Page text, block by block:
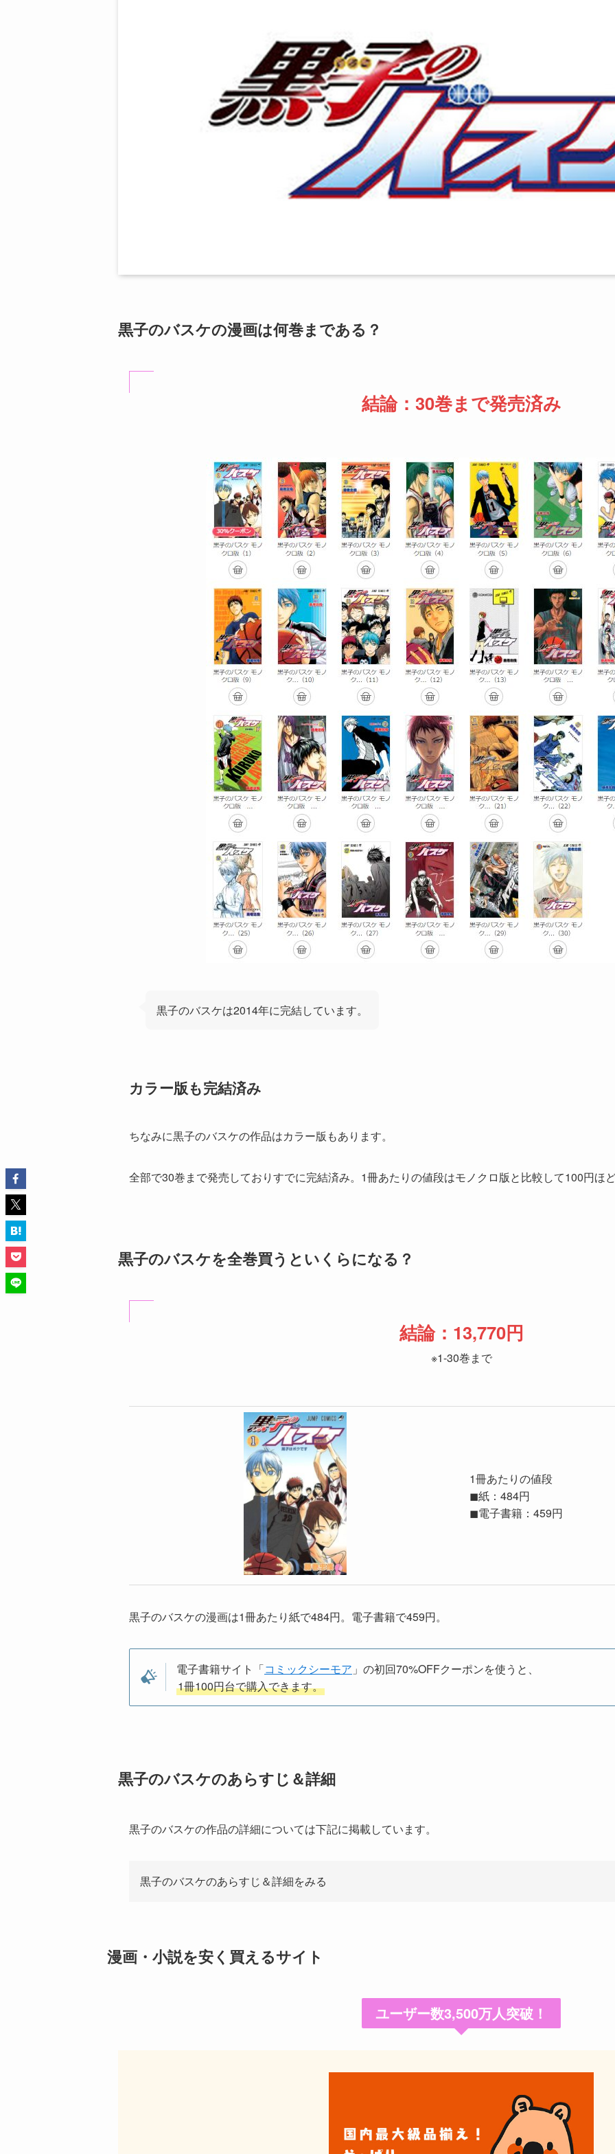
黒子のバスケの漫画は何巻まである？
結論：30巻まで発売済み
黒子のバスケは2014年に完結しています。
カラー版も完結済み
ちなみに黒子のバスケの作品はカラー版もあります。
全部で30巻まで発売しておりすでに完結済み。1冊あたりの値段はモノクロ版と比較して100円ほど
黒子のバスケを全巻買うといくらになる？
結論：13,770円
※1-30巻まで
1冊あたりの値段
◼紙：484円
◼電子書籍：459円
黒子のバスケの漫画は1冊あたり紙で484円。電子書籍で459円。
電子書籍サイト「コミックシーモア 」の初回70%OFFクーポンを使うと、
1冊100円台で購入できます。
黒子のバスケのあらすじ＆詳細
黒子のバスケの作品の詳細については下記に掲載しています。
黒子のバスケのあらすじ＆詳細をみる
漫画・小説を安く買えるサイト
ユーザー数3,500万人突破！